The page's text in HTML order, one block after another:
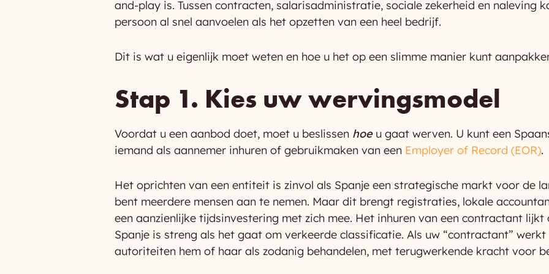
and-play is. Tussen contracten, salarisadministratie, sociale zekerheid en naleving
persoon al snel aanvoelen als het opzetten van een heel bedrijf.
Dit is wat u eigenlijk moet weten en hoe u het op een slimme manier kunt
Stap 1. Kies uw wervingsmodel
Voordat u een aanbod doet, moet u beslissen hoeu gaat werven. U kunt een
iemand als aannemer inhuren of gebruikmaken van een Employer of Record (EOR).
Het oprichten van een entiteit is zinvol als Spanje een strategische markt voor de
bent meerdere mensen aan te nemen. Maar dit brengt registraties, lokale
een aanzienlijke tijdsinvestering met zich mee. Het inhuren van een contractant
Spanje is streng als het gaat om verkeerde classificatie. Als uw “contractant” werkt
autoriteiten hem of haar als zodanig behandelen, met terugwerkende kracht voor